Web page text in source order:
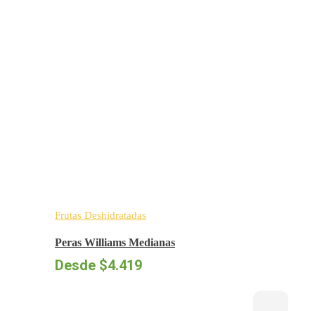
Frutas Deshidratadas
Peras Williams Medianas
Desde $4.419